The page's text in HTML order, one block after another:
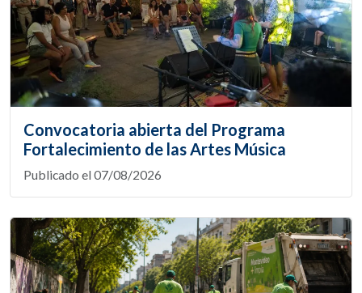
Convocatoria abierta del Programa
Fortalecimiento de las Artes Música
Publicado el 07/08/2026